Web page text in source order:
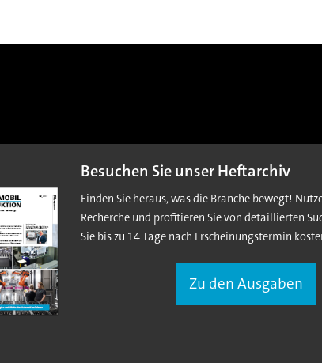
Besuchen Sie unser Heftarchiv
Finden Sie heraus, was die Branche bewegt!
Recherche und profitieren Sie von detaillierten
Sie bis zu 14 Tage nach Erscheinungstermin
Zu den Ausgaben